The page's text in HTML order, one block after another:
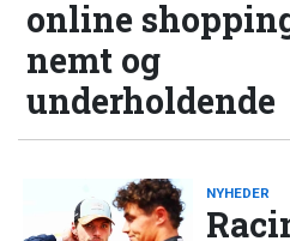
online
nemt og
underholdende
NYHEDER